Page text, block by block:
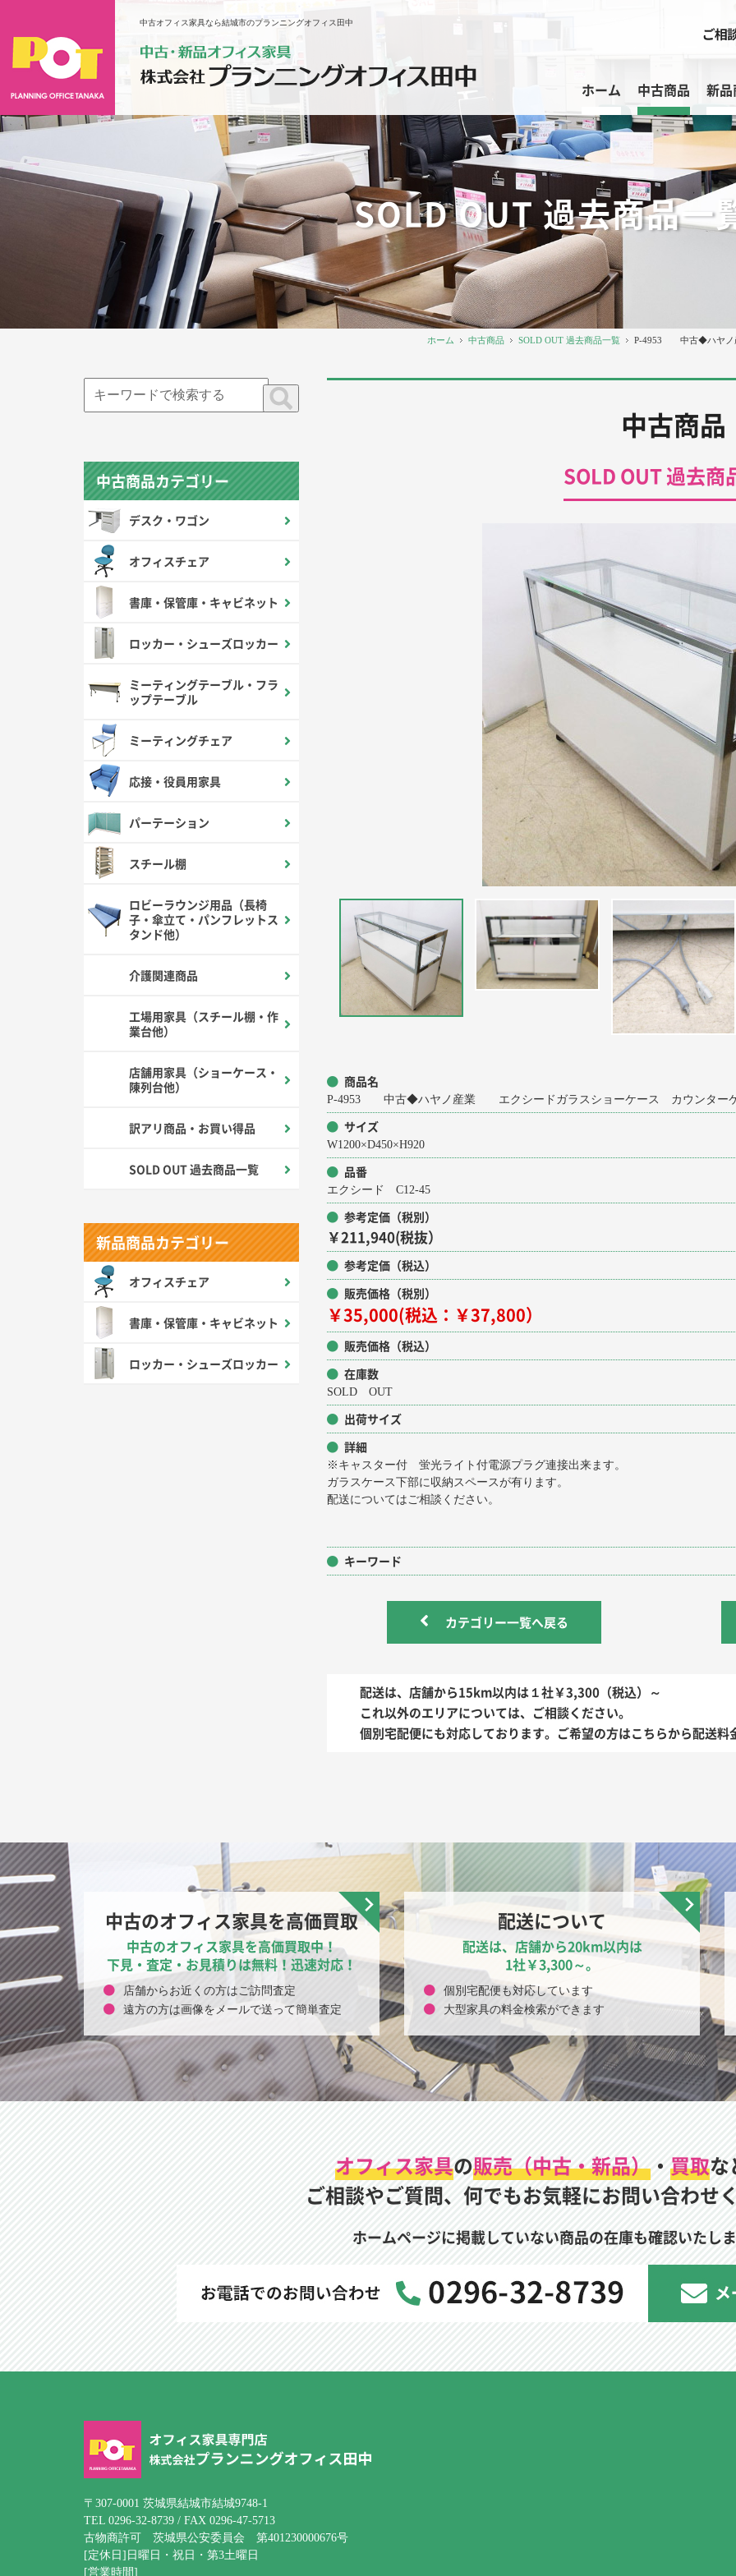
中古オフィス家具なら結城市のプランニングオフィス田中
ホーム 中古商品 新
SOLD OUT 過去商品一
ホーム 中古商品 SOLD OUT 過去商品一覧 P-4953 中古◆ハヤノ
中古商品
SOLD OUT 過去商
商品名
P-4953 中古◆ハヤノ産業 エクシードガラスショーケース カウンター
サイズ
W1200×D450×H920
品番
エクシード C12-45
参考定価（税別）
￥211,940(税抜）
参考定価（税込）
販売価格（税別）
￥35,000(税込：￥37,800）
販売価格（税込）
在庫数
SOLD OUT
出荷サイズ
詳細
※キャスター付 蛍光ライト付電源プラグ連接出来ます。
ガラスケース下部に収納スペースが有ります。
配送についてはご相談ください。
キーワード
カテゴリー一覧へ戻る
配送は、店舗から15km以内は１社￥3,300（税込）～
これ以外のエリアについては、ご相談ください。
個別宅配便にも対応しております。ご希望の方はこちらから配送料
中古商品カテゴリー
デスク・ワゴン
オフィスチェア
書庫・保管庫・キャビネット
ロッカー・シューズロッカー
ミーティングテーブル・フラ
ップテーブル
ミーティングチェア
応接・役員用家具
パーテーション
スチール棚
ロビーラウンジ用品（長椅
子・傘立て・パンフレットス
タンド他）
介護関連商品
工場用家具（スチール棚・作
業台他）
店舗用家具（ショーケース・
陳列台他）
訳アリ商品・お買い得品
SOLD OUT 過去商品一覧
新品商品カテゴリー
オフィスチェア
書庫・保管庫・キャビネット
ロッカー・シューズロッカー
中古のオフィス家具を高価買取
中古のオフィス家具を高価買取中！
下見・査定・お見積りは無料！迅速対応！
店舗からお近くの方はご訪問査定
遠方の方は画像をメールで送って簡単査定
配送について
配送は、店舗から20km以内は
1社￥3,300～。
個別宅配便も対応しています
大型家具の料金検索ができます
オフィス家具の販売（中古・新品） ・ 買取な
ご相談やご質問、何でもお気軽にお問い合わせ
ホームページに掲載していない商品の在庫も確認いたし
〒307-0001 茨城県結城市結城9748-1
TEL 0296-32-8739 / FAX 0296-47-5713
古物商許可 茨城県公安委員会 第401230000676号
[定休日]日曜日・祝日・第3土曜日
[営業時間]